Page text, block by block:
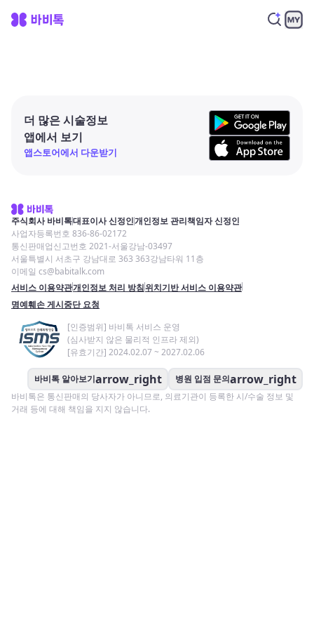
더 많은 시술정보
앱에서 보기
앱스토어에서 다운받기
주식회사 바비톡대표이사 신정인개인정보 관리책임자 신정인
사업자등록번호 836-86-02172
통신판매업신고번호 2021-서울강남-03497
서울특별시 서초구 강남대로 363 363강남타워 11층
이메일 cs@babitalk.com
서비스 이용약관개인정보 처리 방침위치기반 서비스 이용약관
명예훼손 게시중단 요청
[인증범위] 바비톡 서비스 운영
(심사받지 않은 물리적 인프라 제외)
[유효기간] 2024.02.07 ~ 2027.02.06
바비톡 알아보기arrow_right 병원 입점 문의arrow_right
바비톡은 통신판매의 당사자가 아니므로, 의료기관이 등록한 시/수술 정보 및
거래 등에 대해 책임을 지지 않습니다.